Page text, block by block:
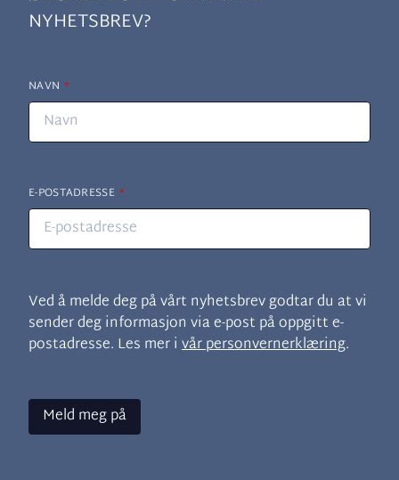
this
field
NYHETSBREV?
NAVN
E-POSTADRESSE
Ved å melde deg på vårt nyhetsbrev godtar du at vi
sender deg informasjon via e-post på oppgitt e-
postadresse. Les mer i vår personvernerklæring.
Meld meg på